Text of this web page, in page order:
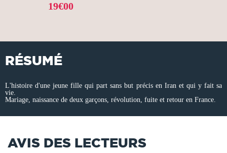
19€00
RÉSUMÉ
L'histoire d'une jeune fille qui part sans but précis en Iran et qui y fait sa
vie.
Mariage, naissance de deux garçons, révolution, fuite et retour en France.
AVIS DES LECTEURS